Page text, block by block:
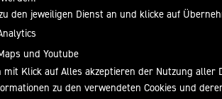
von 13.00 - 18.00 Uhr
nach Absprache!
- FEBRUAR bleibt unsere Filiale in
SAMSTAGS geschlossen.
den jeweiligen Dienst an und klicke auf
und Youtube
mit Klick auf Alles akzeptieren der Nutzung aller
zu den verwendeten Cookies und